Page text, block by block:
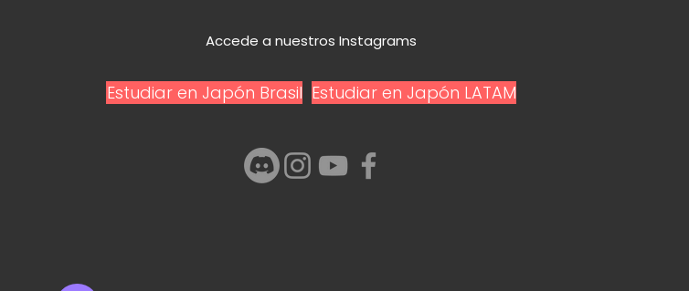
Accede a nuestros Instagrams
Estudiar en Japón Brasil Estudiar en Japón LATAM